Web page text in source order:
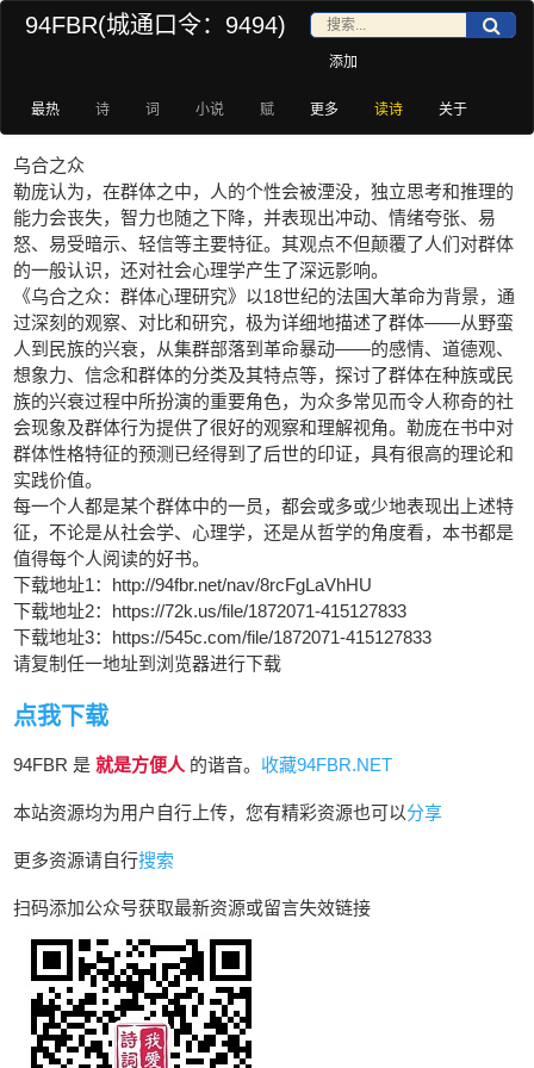
94FBR(城通口令：9494)
添加
最热 诗 词 小说 赋 更多 读诗 关于
乌合之众
勒庞认为，在群体之中，人的个性会被湮没，独立思考和推理的
能力会丧失，智力也随之下降，并表现出冲动、情绪夸张、易
怒、易受暗示、轻信等主要特征。其观点不但颠覆了人们对群体
的一般认识，还对社会心理学产生了深远影响。
《乌合之众：群体心理研究》以18世纪的法国大革命为背景，通
过深刻的观察、对比和研究，极为详细地描述了群体——从野蛮
人到民族的兴衰，从集群部落到革命暴动——的感情、道德观、
想象力、信念和群体的分类及其特点等，探讨了群体在种族或民
族的兴衰过程中所扮演的重要角色，为众多常见而令人称奇的社
会现象及群体行为提供了很好的观察和理解视角。勒庞在书中对
群体性格特征的预测已经得到了后世的印证，具有很高的理论和
实践价值。
每一个人都是某个群体中的一员，都会或多或少地表现出上述特
征，不论是从社会学、心理学，还是从哲学的角度看，本书都是
值得每个人阅读的好书。
下载地址1：http://94fbr.net/nav/8rcFgLaVhHU
下载地址2：https://72k.us/file/1872071-415127833
下载地址3：https://545c.com/file/1872071-415127833
请复制任一地址到浏览器进行下载
点我下载
94FBR 是就是方便人 的谐音。 收藏94FBR.NET
本站资源均为用户自行上传，您有精彩资源也可以分享
更多资源请自行搜索
扫码添加公众号获取最新资源或留言失效链接